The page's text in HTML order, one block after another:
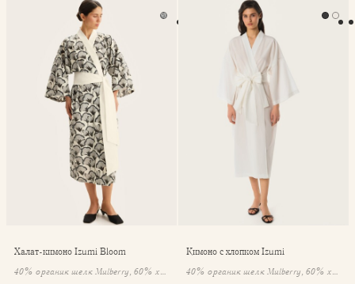
Халат-кимоно Izumi Bloom
Халат-кимоно Izumi Bloom
40% органик шелк Mulberry, 60% хлопок
Кимоно с хлопком Izumi
Кимоно с хлопком Izumi
40% органик шелк Mulberry, 60% хлопок